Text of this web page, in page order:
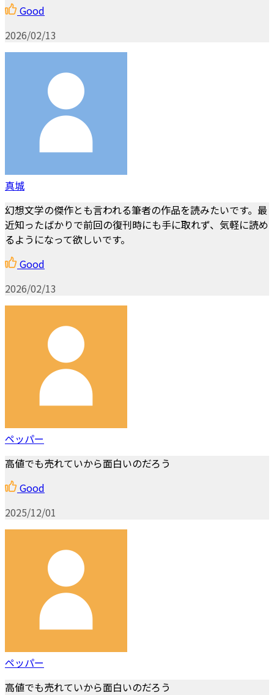
Good
2026/02/13
真城
幻想文学の傑作とも言われる筆者の作品を読みたいです。最
近知ったばかりで前回の復刊時にも手に取れず、気軽に読め
るようになって欲しいです。
Good
2026/02/13
ペッパー
高値でも売れていから面白いのだろう
Good
2025/12/01
ペッパー
高値でも売れていから面白いのだろう